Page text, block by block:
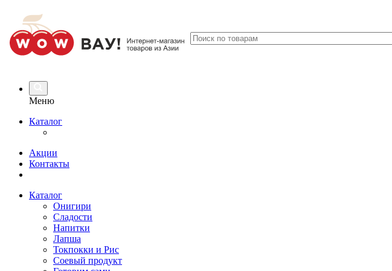
Меню
Каталог
Акции
Контакты
Каталог
Онигири
Сладости
Напитки
Лапша
Токпокки и Рис
Соевый продукт